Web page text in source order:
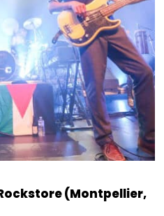
(Montpellier,